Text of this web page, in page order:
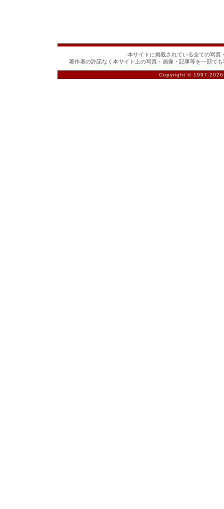
本サイトに掲載されている全ての写真
著作者の許諾なく本サイト上の写真・画像・記事等を一部で
Copyright © 1997-